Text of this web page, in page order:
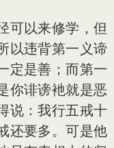
可以来修学，但
以违背第一义谛
定是善；而第一
你诽谤衪就是恶
说：我行五戒十
还要多。可是他